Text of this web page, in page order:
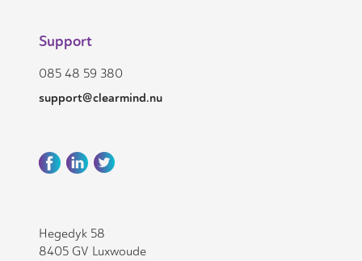
Support
085 48 59 380
support@clearmind.nu
Hegedyk 58
8405 GV Luxwoude